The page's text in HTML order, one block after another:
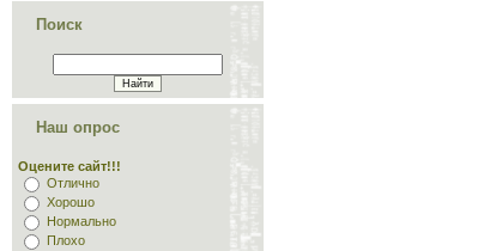
Поиск
Наш опрос
Оцените сайт!!!
Отлично
Хорошо
Нормально
Плохо